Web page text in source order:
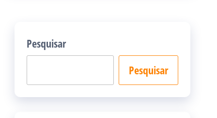
Pesquisar
Pesquisar